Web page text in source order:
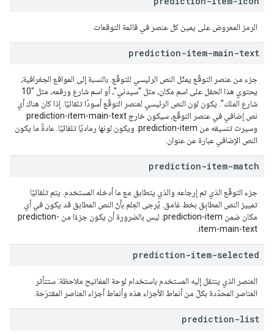
الرمز المعروض على يمين كل عنصر في قائمة التوقعات
prediction-item-main-text
جزء من عنصر التوقّع يمثّل النص الرئيسي للتوقّع. بالنسبة إلى المواقع الجغرافية،
يحتوي هذا الحقل على اسم مكان، مثل "سيدني"، أو اسم شارع ورقمه، مثل "10
شارع الملك". يكون لون النص الرئيسي لعنصر التوقّع أسودًا تلقائيًا. إذا كان هناك أي
نص إضافي في عنصر التوقّع، سيكون خارج prediction-item-main-text
وسيرث تنسيقه من prediction-item. ويكون لونها رماديًا تلقائيًا. عادةً ما يكون
النص الإضافي عبارة عن عنوان.
prediction-item-match
جزء التوقّع الذي تم إرجاعه والذي يتطابق مع ما أدخله المستخدم. يتم تلقائيًا
تمييز النص المطابِق بخط غامق. يُرجى العِلم بأنّ النص المطابق قد يكون في أي
مكان ضمن prediction-item. ليس بالضرورة أن يكون جزءًا من prediction-
item-main-text.
prediction-item-selected
العنصر الذي ينتقل إليه المستخدم باستخدام لوحة المفاتيح ملاحظة: ستتأثر
العناصر المحدّدة بكلّ من أنماط الأجزاء هذه وأنماط أجزاء العناصر المقترَحة.
prediction-list